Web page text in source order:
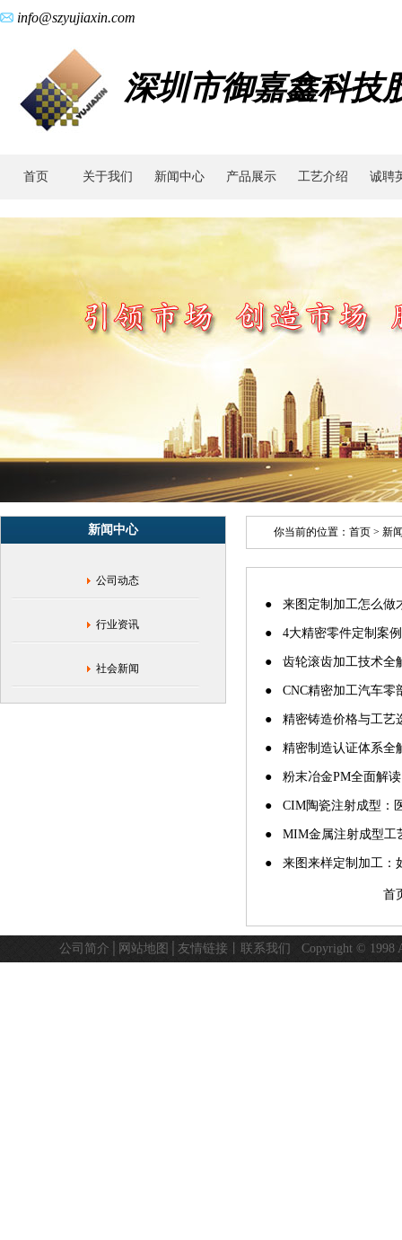
info@szyujiaxin.com
深圳市御嘉鑫科技
首页 关于我们 新闻中心 产品展示 工艺介绍 诚聘
中
业
资
新闻中心
公司动态
行业资讯
社会新闻
你当前的位置： 首页 > 新
● 来图定制加工怎么做
● 4大精密零件定制案
● 齿轮滚齿加工技术全
● CNC精密加工汽车零
● 精密铸造价格与工艺
● 精密制造认证体系全
● 粉末冶金PM全面解
● CIM陶瓷注射成型：
● MIM金属注射成型工
● 来图来样定制加工：
首
公司简介 网站地图 友情链接丨 联系我们 Copyright © 1998